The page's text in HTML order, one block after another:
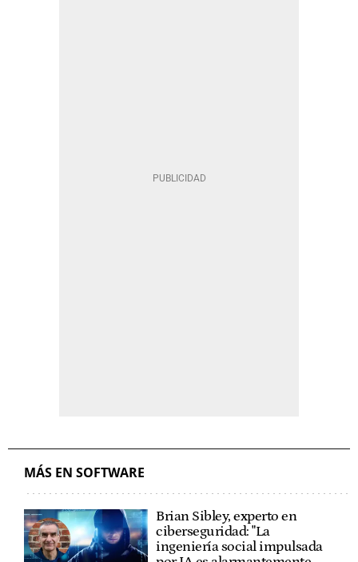
MÁS EN SOFTWARE
Brian Sibley, experto en
ciberseguridad: "La
ingeniería social impulsada